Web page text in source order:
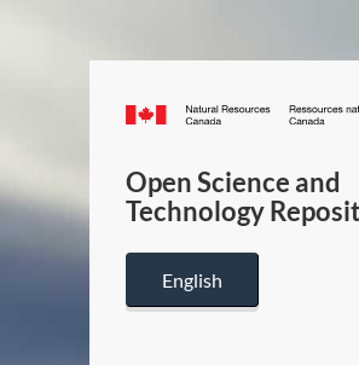
Canada.ca
Open Science and
Technology
English